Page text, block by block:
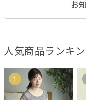
お
人気商品ランキ
1